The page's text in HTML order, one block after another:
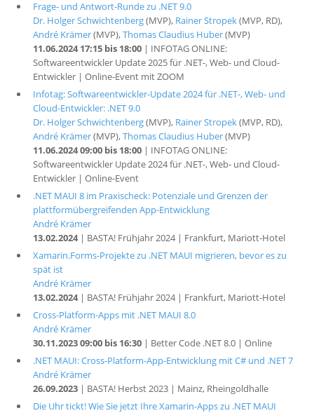
Frage- und Antwort-Runde zu .NET 9.0
Dr. Holger Schwichtenberg(MVP), Rainer Stropek(MVP, RD),
André Krämer(MVP),Thomas Claudius Huber(MVP)
11.06.2024 17:15 bis 18:00| INFOTAG ONLINE:
Softwareentwickler Update 2025 für .NET-, Web- und Cloud-
Entwickler | Online-Event mit ZOOM
Infotag: Softwareentwickler-Update 2024 für .NET-, Web- und
Cloud-Entwickler: .NET 9.0
Dr. Holger Schwichtenberg(MVP), Rainer Stropek(MVP, RD),
André Krämer(MVP),Thomas Claudius Huber(MVP)
11.06.2024 09:00 bis 18:00| INFOTAG ONLINE:
Softwareentwickler Update 2024 für .NET-, Web- und Cloud-
Entwickler | Online-Event
.NET MAUI 8 im Praxischeck: Potenziale und Grenzen der
plattformübergreifenden App-Entwicklung
André Krämer
13.02.2024| BASTA! Frühjahr 2024 | Frankfurt, Mariott-Hotel
Xamarin.Forms-Projekte zu .NET MAUI migrieren, bevor es zu
spät ist
André Krämer
13.02.2024| BASTA! Frühjahr 2024 | Frankfurt, Mariott-Hotel
Cross-Platform-Apps mit .NET MAUI 8.0
André Krämer
30.11.2023 09:00 bis 16:30| Better Code .NET 8.0 | Online
.NET MAUI: Cross-Platform-App-Entwicklung mit C# und .NET 7
André Krämer
26.09.2023| BASTA! Herbst 2023 | Mainz, Rheingoldhalle
Die Uhr tickt! Wie Sie jetzt Ihre Xamarin-Apps zu .NET MAUI